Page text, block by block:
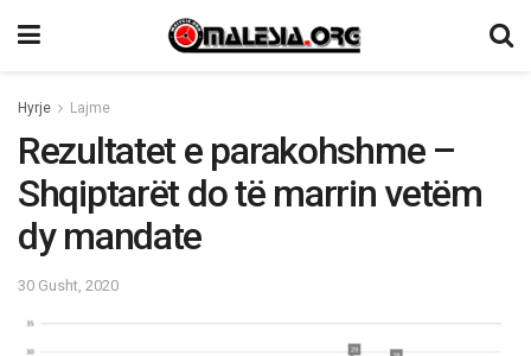
Hyrje Lajme
Rezultatet e parakohshme –
Shqiptarët do të marrin vetëm
dy mandate
30 Gusht, 2020